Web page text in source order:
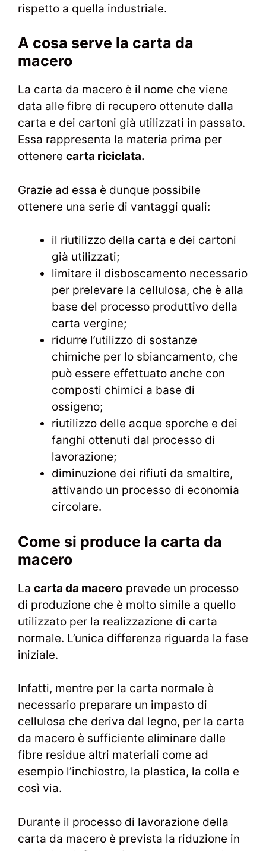
rispetto a quella industriale.
A cosa serve la carta da
macero
La carta da macero è il nome che viene
data alle fibre di recupero ottenute dalla
carta e dei cartoni già utilizzati in passato.
Essa rappresenta la materia prima per
ottenere carta riciclata.
Grazie ad essa è dunque possibile
ottenere una serie di vantaggi quali:
il riutilizzo della carta e dei cartoni
già utilizzati;
limitare il disboscamento necessario
per prelevare la cellulosa, che è alla
base del processo produttivo della
carta vergine;
ridurre l’utilizzo di sostanze
chimiche per lo sbiancamento, che
può essere effettuato anche con
composti chimici a base di
ossigeno;
riutilizzo delle acque sporche e dei
fanghi ottenuti dal processo di
lavorazione;
diminuzione dei rifiuti da smaltire,
attivando un processo di economia
circolare.
Come si produce la carta da
macero
La carta da macero prevede un processo
di produzione che è molto simile a quello
utilizzato per la realizzazione di carta
normale. L’unica differenza riguarda la fase
iniziale.
Infatti, mentre per la carta normale è
necessario preparare un impasto di
cellulosa che deriva dal legno, per la carta
da macero è sufficiente eliminare dalle
fibre residue altri materiali come ad
esempio l’inchiostro, la plastica, la colla e
così via.
Durante il processo di lavorazione della
carta da macero è prevista la riduzione in